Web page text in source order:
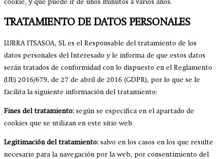
cookie, y que puede ir de unos minutos a varios años.
TRATAMIENTO DE DATOS PERSONALES
LURRA ITSASOA, SL es el Responsable del tratamiento de los
datos personales del Interesado y le informa de que estos datos
serán tratados de conformidad con lo dispuesto en el Reglamento
(UE) 2016/679, de 27 de abril de 2016 (GDPR), por lo que se le
facilita la siguiente información del tratamiento:
Fines del tratamiento: según se especifica en el apartado de
cookies que se utilizan en este sitio web.
Legitimación del tratamiento: salvo en los casos en los que resulte
necesario para la navegación por la web, por consentimiento del